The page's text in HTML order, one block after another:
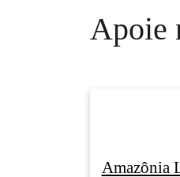
Apoie
Amazônia